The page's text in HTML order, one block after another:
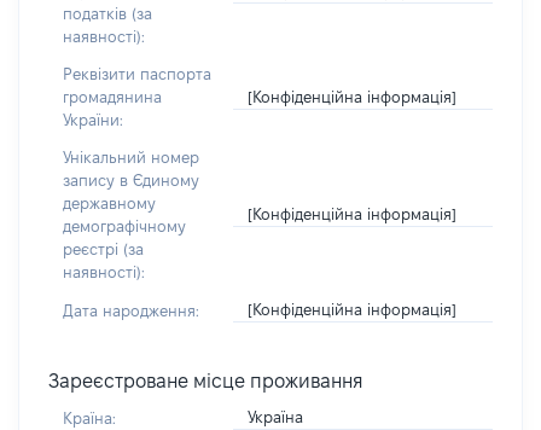
податків (за
наявності):
Реквізити паспорта
громадянина
України:
[Конфіденційна інформація]
Унікальний номер
запису в Єдиному
державному
демографічному
реєстрі (за
наявності):
[Конфіденційна інформація]
Дата народження: [Конфіденційна інформація]
Зареєстроване місце проживання
Країна: Україна